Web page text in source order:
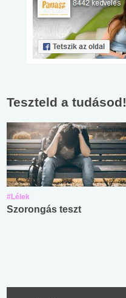
Teszteld a tudásod!
#Lélek
Szorongás teszt